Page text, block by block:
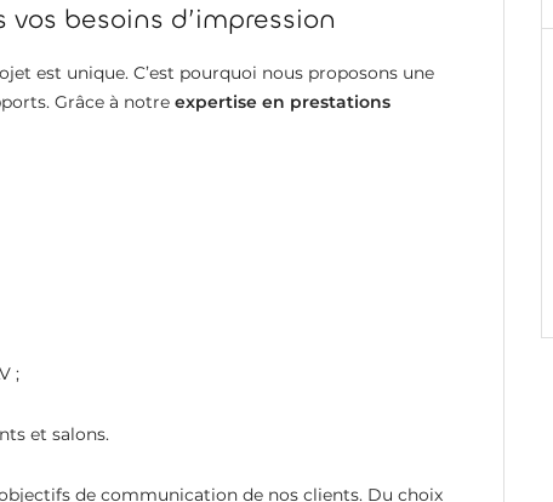
besoins d’impression
est unique. C’est pourquoi nous proposons une
Grâce à notre expertise en prestations
;
et salons.
de communication de nos clients. Du choix